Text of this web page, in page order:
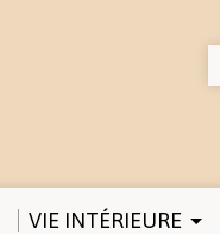
VIE INTÉRIEURE